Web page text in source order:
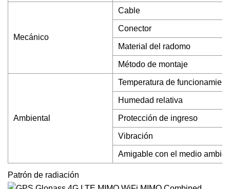
Mecánico
Cable
Conector
Material del radomo
Método de montaje
Ambiental
Temperatura de
Humedad relativa
Protección de ingreso
Vibración
Amigable con el medio
Patrón de radiación